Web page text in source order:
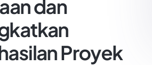
dan
Proyek